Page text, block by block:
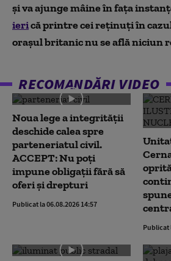
și va ajunge mâine în fața
ierică printre cei reținuți în
orașul britanic nu se află niciun
RECOMANDĂRI VIDEO
Noua lege a integrității
deschide calea spre
parteneriatul civil.
ACCEPT: Nu poți
impune obligații fără să
oferi și drepturi
Publicat la 06.08.2026 14:57
Publicat